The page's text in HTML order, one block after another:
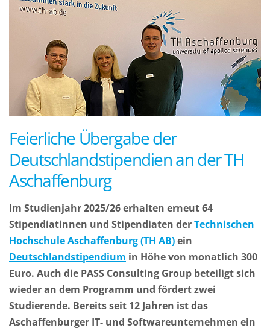
Feierliche Übergabe der
Deutschlandstipendien an der TH
Aschaffenburg
Im Studienjahr 2025/26 erhalten erneut 64
Stipendiatinnen und Stipendiaten derTechnischen
Hochschule Aschaffenburg (TH AB)ein
Deutschlandstipendium in Höhe von monatlich 300
Euro. Auch die PASS Consulting Group beteiligt sich
wieder an dem Programm und fördert zwei
Studierende. Bereits seit 12 Jahren ist das
Aschaffenburger IT- und Softwareunternehmen ein